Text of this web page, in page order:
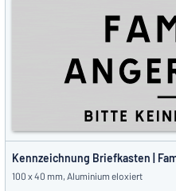
Kennzeichnung Briefkasten |
100 x 40 mm, Aluminium eloxiert